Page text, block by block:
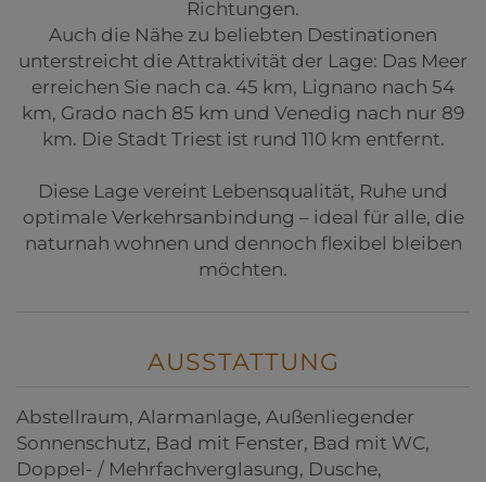
Richtungen.
Auch die Nähe zu beliebten Destinationen
unterstreicht die Attraktivität der Lage: Das Meer
erreichen Sie nach ca. 45 km, Lignano nach 54
km, Grado nach 85 km und Venedig nach nur 89
km. Die Stadt Triest ist rund 110 km entfernt.
Diese Lage vereint Lebensqualität, Ruhe und
optimale Verkehrsanbindung – ideal für alle, die
naturnah wohnen und dennoch flexibel bleiben
möchten.
AUSSTATTUNG
Abstellraum Alarmanlage Außenliegender
Sonnenschutz Bad mit Fenster Bad mit WC
Doppel- / Mehrfachverglasung Dusche